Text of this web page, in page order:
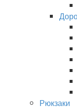
Рюкзаки